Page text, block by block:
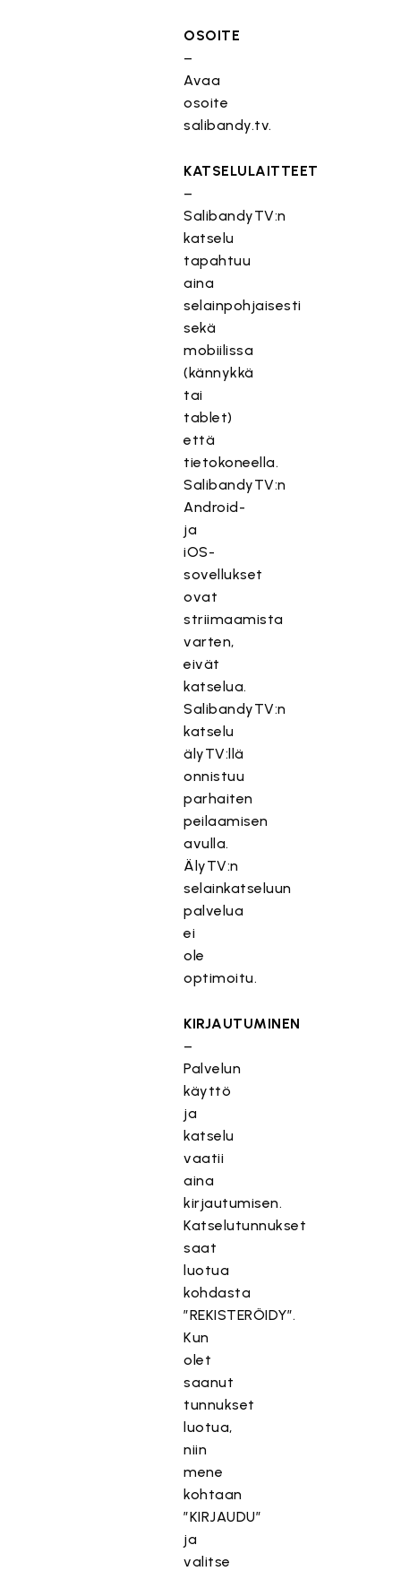
OSOITE
–
Avaa
osoite
salibandy.tv.
KATSELULAITTEET
–
SalibandyTV:n
katselu
tapahtuu
aina
selainpohjaisesti
sekä
mobiilissa
(kännykkä
tai
tablet)
että
tietokoneella.
SalibandyTV:n
Android-
ja
iOS-
sovellukset
ovat
striimaamista
varten,
eivät
katselua.
SalibandyTV:n
katselu
älyTV:llä
onnistuu
parhaiten
peilaamisen
avulla.
ÄlyTV:n
selainkatseluun
palvelua
ei
ole
optimoitu.
KIRJAUTUMINEN
–
Palvelun
käyttö
ja
katselu
vaatii
aina
kirjautumisen.
Katselutunnukset
saat
luotua
kohdasta
”REKISTERÖIDY”.
Kun
olet
saanut
tunnukset
luotua,
niin
mene
kohtaan
”KIRJAUDU”
ja
valitse